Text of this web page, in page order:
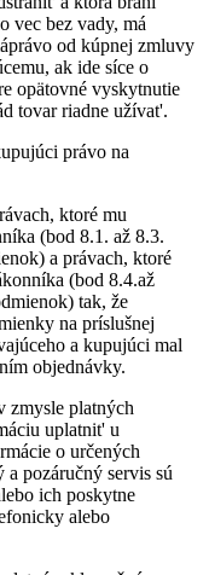
vec bez vady, má
od kúpnej zmluvy
ak ide síce o
opätovné vyskytnutie
tovar riadne užívat'.
právo na
ktoré mu
(bod 8.1. až 8.3.
a právach, ktoré
(bod 8.4.až
tak, že
na príslušnej
a kupujúci mal
objednávky.
zmysle platných
uplatnit' u
o určených
a pozáručný servis sú
ich poskytne
alebo